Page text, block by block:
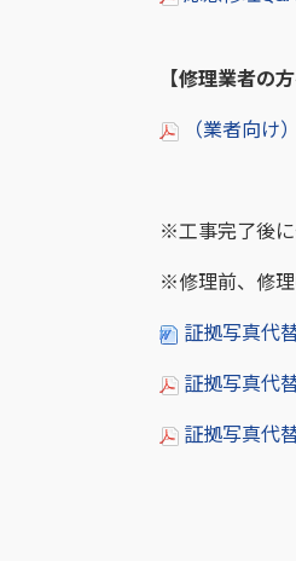
【修理業者の方
（業者向け
※工事完了後に
※修理前、修理
証拠写真代
証拠写真代
証拠写真代